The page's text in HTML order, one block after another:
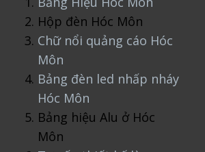
Hộp đèn Hóc Môn
Chữ nổi quảng cáo Hóc
Môn
Bảng đèn led nhấp nháy
Hóc Môn
Bảng hiệu Alu ở Hóc
Môn